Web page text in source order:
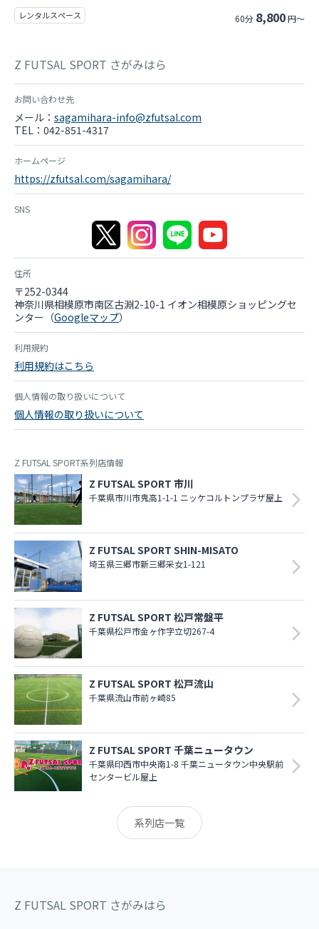
レンタルスペース 60分 8,800円～
Z FUTSAL SPORT さがみはら
お問い合わせ先
メール： sagamihara-info@zfutsal.com
TEL：042-851-4317
ホームページ
https://zfutsal.com/sagamihara/
SNS
住所
〒252-0344
神奈川県相模原市南区古淵2-10-1 イオン相模原ショッピングセ
ンター（Googleマップ）
利用規約
利用規約はこちら
個人情報の取り扱いについて
個人情報の取り扱いについて
Z FUTSAL SPORT系列店情報
Z FUTSAL SPORT 市川
千葉県市川市鬼高1-1-1 ニッケコルトンプラザ屋上
Z FUTSAL SPORT SHIN-MISATO
埼玉県三郷市新三郷采女1-121
Z FUTSAL SPORT 松戸常盤平
千葉県松戸市金ヶ作字立切267-4
Z FUTSAL SPORT 松戸流山
千葉県流山市前ヶ崎85
Z FUTSAL SPORT 千葉ニュータウン
千葉県印西市中央南1-8 千葉ニュータウン中央駅前
センタービル屋上
系列店一覧
Z FUTSAL SPORT さがみはら